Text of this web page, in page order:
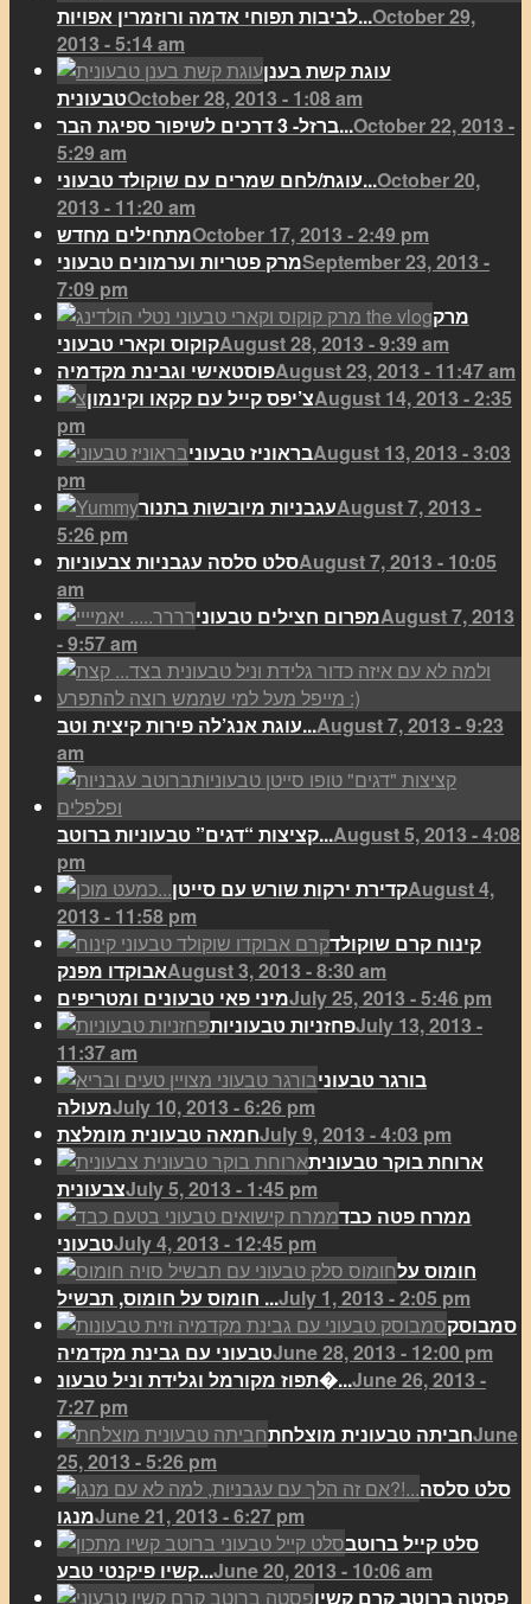
לביבות תפוחי אדמה ורוזמרין אפויות...October 29,
2013 - 5:14 am
עוגת קשת בענן
טבעוניתOctober 28, 2013 - 1:08 am
ברזל- 3 דרכים לשיפור ספיגת הבר...October 22, 2013 -
5:29 am
עוגת/לחם שמרים עם שוקולד טבעוני...October 20,
2013 - 11:20 am
מתחילים מחדשOctober 17, 2013 - 2:49 pm
מרק פטריות וערמונים טבעוניSeptember 23, 2013 -
7:09 pm
מרק
קוקוס וקארי טבעוניAugust 28, 2013 - 9:39 am
פוסטאישי וגבינת מקדמיהAugust 23, 2013 - 11:47 am
צ’יפס קייל עם קקאו וקינמוןAugust 14, 2013 - 2:35
pm
בראוניז טבעוניAugust 13, 2013 - 3:03
pm
עגבניות מיובשות בתנורAugust 7, 2013 -
5:26 pm
סלט סלסה עגבניות צבעוניותAugust 7, 2013 - 10:05
am
מפרום חצילים טבעוניAugust 7, 2013
- 9:57 am
עוגת אנג’לה פירות קיצית וטב...August 7, 2013 - 9:23
am
קציצות “דגים” טבעוניות ברוטב...August 5, 2013 - 4:08
pm
קדירת ירקות שורש עם סייטןAugust 4,
2013 - 11:58 pm
קינוח קרם שוקולד
אבוקדו מפנקAugust 3, 2013 - 8:30 am
מיני פאי טבעונים ומטריפיםJuly 25, 2013 - 5:46 pm
פחזניות טבעוניותJuly 13, 2013 -
11:37 am
בורגר טבעוני
מעולהJuly 10, 2013 - 6:26 pm
חמאה טבעונית מומלצתJuly 9, 2013 - 4:03 pm
ארוחת בוקר טבעונית
צבעוניתJuly 5, 2013 - 1:45 pm
ממרח פטה כבד
טבעוניJuly 4, 2013 - 12:45 pm
חומוס על
חומוס על חומוס, תבשיל ...July 1, 2013 - 2:05 pm
סמבוסק
טבעוני עם גבינת מקדמיהJune 28, 2013 - 12:00 pm
תפוז מקורמל וגלידת וניל טבעונ�...June 26, 2013 -
7:27 pm
חביתה טבעונית מוצלחתJune
25, 2013 - 5:26 pm
סלט סלסה
מנגוJune 21, 2013 - 6:27 pm
סלט קייל ברוטב
קשיו פיקנטי טבע...June 20, 2013 - 10:06 am
פסטה ברוטב קרם קשיו